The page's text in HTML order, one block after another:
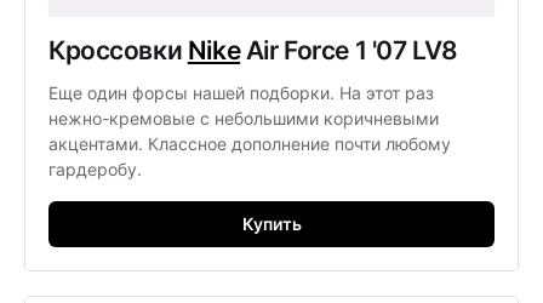
Кроссовки Nike Air Force 1 '07 LV8
Еще один форсы нашей подборки. На этот раз
нежно-кремовые с небольшими коричневыми
акцентами. Классное дополнение почти любому
гардеробу.
Купить